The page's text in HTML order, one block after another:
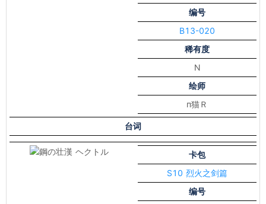
编号
B13-020
稀有度
N
绘师
п猫Ｒ
台词
卡包
S10 烈火之剑篇
编号